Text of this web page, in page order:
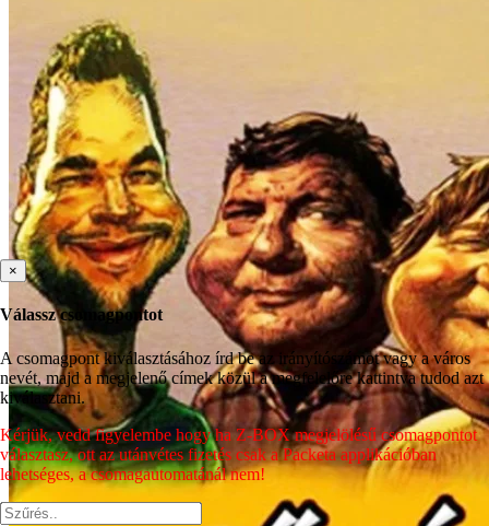
×
Válassz csomagpontot
A csomagpont kiválasztásához írd be az irányítószámot vagy a város
nevét, majd a megjelenő címek közül a megfelelőre kattintva tudod azt
kiválasztani.
Kérjük, vedd figyelembe hogy ha Z-BOX megjelölésű csomagpontot
választasz, ott az utánvétes fizetés csak a Packeta applikációban
lehetséges, a csomagautomatánál nem!